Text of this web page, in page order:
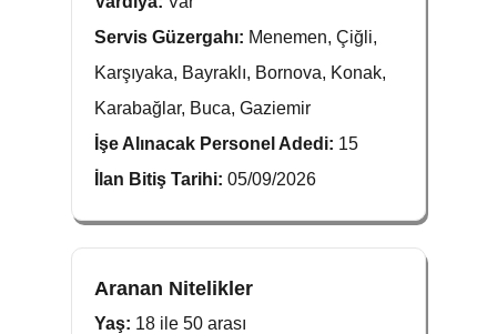
Servis Güzergahı: Menemen, Çiğli,
Karşıyaka, Bayraklı, Bornova, Konak,
Karabağlar, Buca, Gaziemir
İşe Alınacak Personel Adedi: 15
İlan Bitiş Tarihi: 05/09/2026
Aranan Nitelikler
Yaş: 18 ile 50 arası